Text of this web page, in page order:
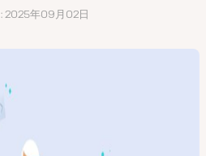
2025年09月02日